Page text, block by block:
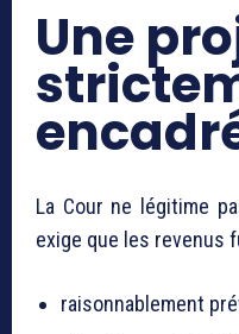
Une
La Cour ne légitime
exige que les revenus
raisonnablement